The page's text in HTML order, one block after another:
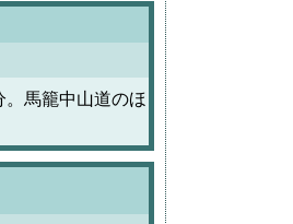
馬籠中山道のほ